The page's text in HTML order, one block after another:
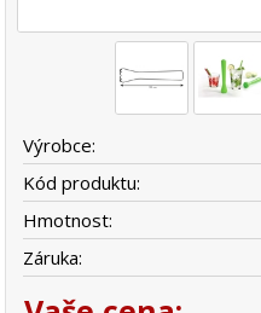
Výrobce:
Kód produktu:
Hmotnost:
Záruka: